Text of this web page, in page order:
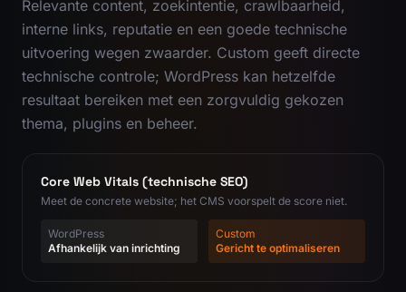
Relevante content, zoekintentie, crawlbaarheid,
interne links, reputatie en een goede technische
uitvoering wegen zwaarder. Custom geeft directe
technische controle; WordPress kan hetzelfde
resultaat bereiken met een zorgvuldig gekozen
thema, plugins en beheer.
Core Web Vitals (technische SEO)
Meet de concrete website; het CMS voorspelt de score niet.
WordPress
Afhankelijk van inrichting
Custom
Gericht te optimaliseren